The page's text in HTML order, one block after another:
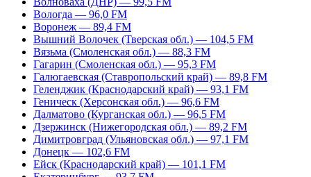
Вологда — 96,0 FM
Воронеж — 89,4 FM
Вышний Волочек (Тверская обл.) — 104,5 FM
Вязьма (Смоленская обл.) — 88,3 FM
Гагарин (Смоленская обл.) — 95,3 FM
Галюгаевская (Ставропольский край) — 89,8 FM
Геленджик (Краснодарский край) — 93,1 FM
Геническ (Херсонская обл.) — 96,6 FM
Далматово (Курганская обл.) — 96,5 FM
Дзержинск (Нижегородская обл.) — 89,2 FM
Димитровград (Ульяновская обл.) — 97,1 FM
Донецк — 102,6 FM
Ейск (Краснодарский край) — 101,1 FM